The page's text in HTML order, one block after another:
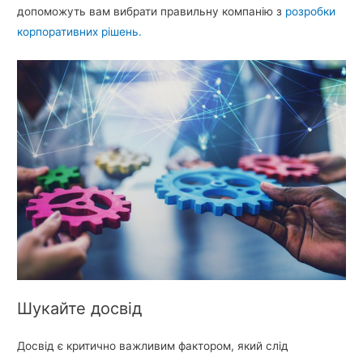
допоможуть вам вибрати правильну компанію з розробки
корпоративних рішень.
Шукайте досвід
Досвід є критично важливим фактором, який слід